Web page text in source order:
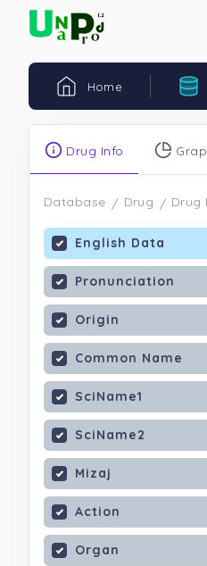
Home
Drug Info
Database Drug Drug
English Data
Pronunciation
Origin
Common Name
SciName1
SciName2
Mizaj
Action
Organ